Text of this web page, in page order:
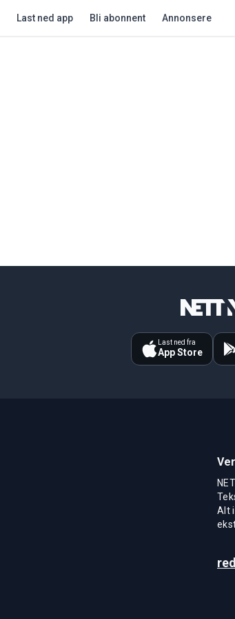
Last ned app Bli abonnent Annonsere
Last ned fra
App Store
Alt